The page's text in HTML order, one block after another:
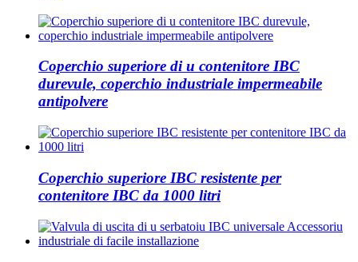
Coperchio superiore di u contenitore IBC
durevule, coperchio industriale impermeabile
antipolvere
Coperchio superiore IBC resistente per
contenitore IBC da 1000 litri